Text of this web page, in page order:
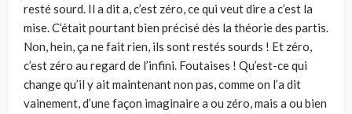
resté sourd. Il a dit a, c’est zéro, ce qui veut dire a c’est la
mise. C’était pourtant bien précisé dès la théorie des partis.
Non, hein, ça ne fait rien, ils sont restés sourds ! Et zéro,
c’est zéro au regard de l’infini. Foutaises ! Qu’est-ce qui
change qu’il y ait maintenant non pas, comme on l’a dit
vainement, d’une façon imaginaire a ou zéro, mais a ou bien